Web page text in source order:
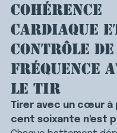
Cohérence
cardiaque
contrôle
fréquence
le tir
Tirer avec un cœur à
cent soixante n'est